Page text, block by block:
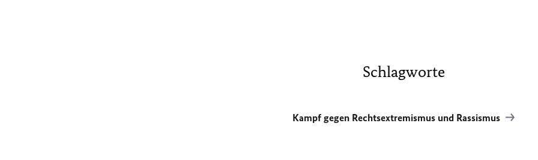
Schlagworte
Kampf gegen Rechtsextremismus und Rassismus